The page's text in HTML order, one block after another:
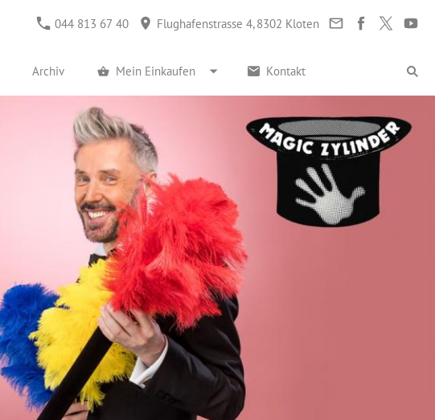
044 813 67 40 Flughafenstrasse 4, 8302 Kloten
Archiv Mein Einkaufen Kontakt